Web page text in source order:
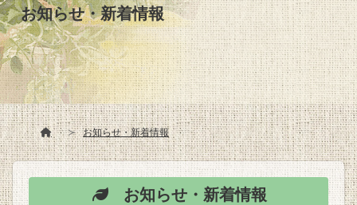
お知らせ・新着情報
お知らせ・新着情報
お知らせ・新着情報